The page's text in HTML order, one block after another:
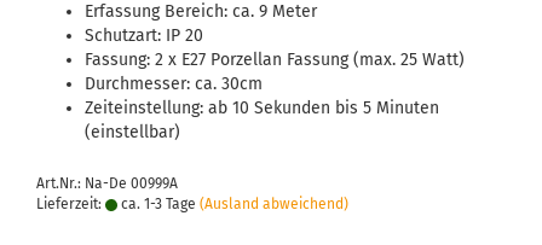
Erfassung Bereich: ca. 9 Meter
Schutzart: IP 20
Fassung: 2 x E27 Porzellan Fassung (max. 25 Watt)
Durchmesser: ca. 30cm
Zeiteinstellung: ab 10 Sekunden bis 5 Minuten
(einstellbar)
Art.Nr.: Na-De 00999A
Lieferzeit:
ca. 1-3 Tage (Ausland abweichend)